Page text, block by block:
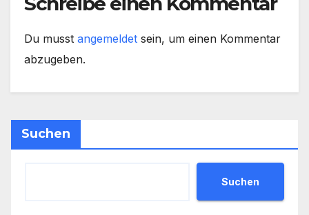
Du musst angemeldet sein, um einen Kommentar
abzugeben.
Suchen
Suchen